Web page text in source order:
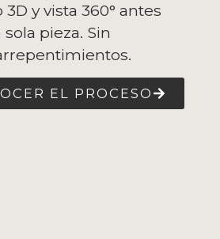
y vista 360° antes
pieza. Sin
EL PROCESO